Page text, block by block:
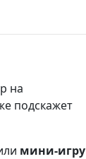
на
подскажет
мини-игру